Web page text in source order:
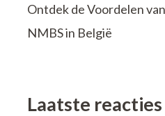
Ontdek de Voordelen
NMBS in België
Laatste reacties